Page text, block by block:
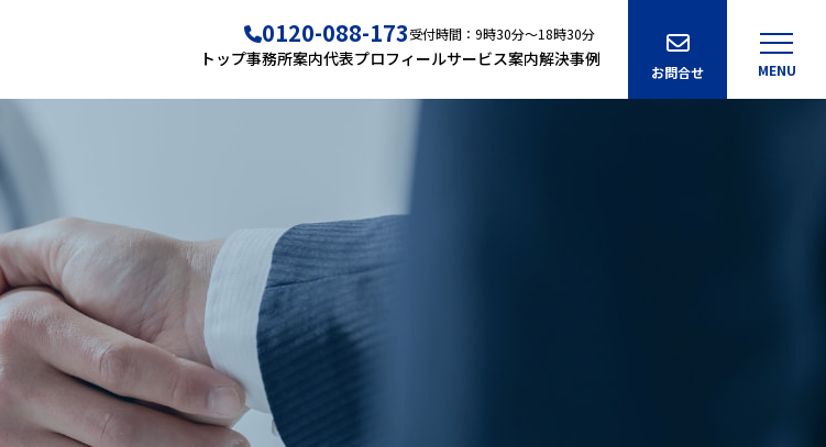
0120-088-173受付時間：9時30分～18時30分
トップ事務所案内代表プロフィールサービス案内
医療法人設立
解決事例
お問合せ MENU
その他サービス一覧